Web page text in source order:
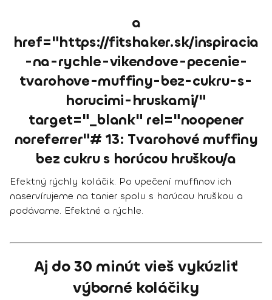
a
href="https://fitshaker.sk/inspiracia
-na-rychle-vikendove-pecenie-
tvarohove-muffiny-bez-cukru-s-
horucimi-hruskami/"
target="_blank" rel="noopener
noreferrer"# 13: Tvarohové muffiny
bez cukru s horúcou hruškou/a
Efektný rýchly koláčik. Po upečení muffinov ich
naservírujeme na tanier spolu s horúcou hruškou a
podávame. Efektné a rýchle.
Aj do 30 minút vieš vykúzliť
výborné koláčiky